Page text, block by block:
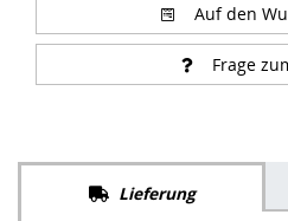
Auf den
Frage
Lieferung